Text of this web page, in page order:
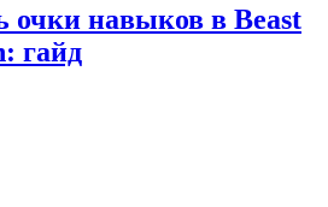
очки навыков в Beast
гайд